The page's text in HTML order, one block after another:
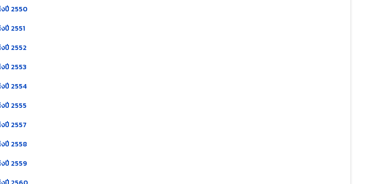
ปี 2550
2551
ปี 2552
ปี 2553
ปี 2554
ปี 2555
ปี 2557
ปี 2558
ปี 2559